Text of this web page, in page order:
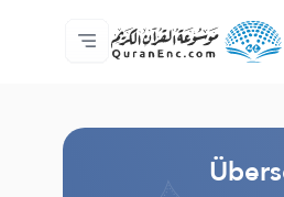
Hauptseite
Audio
Service der
Über das Projekt
Kontakt
Sprache